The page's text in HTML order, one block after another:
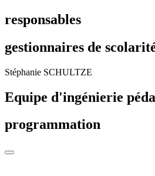
responsables
gestionnaires de
Stéphanie SCHULTZE
Equipe d'ingénierie
programmation